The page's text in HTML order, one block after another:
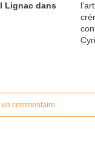
Lignac dans
un commentaire